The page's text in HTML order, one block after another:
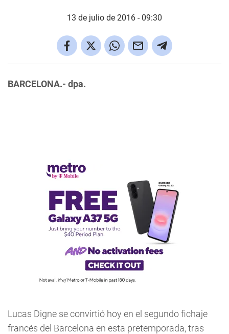
13 de julio de 2016 - 09:30
BARCELONA.- dpa.
Lucas Digne se convirtió hoy en el segundo fichaje
francés del Barcelona en esta pretemporada, tras